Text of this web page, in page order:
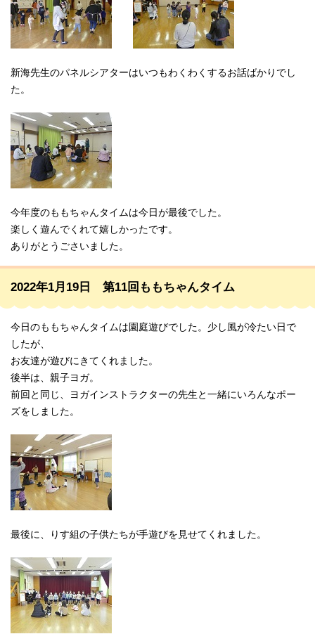
新海先生のパネルシアターはいつもわくわくするお話ばかりでし
た。
今年度のももちゃんタイムは今日が最後でした。
楽しく遊んでくれて嬉しかったです。
ありがとうごさいました。
2022年1月19日 第11回ももちゃんタイム
今日のももちゃんタイムは園庭遊びでした。少し風が冷たい日で
したが、
お友達が遊びにきてくれました。
後半は、親子ヨガ。
前回と同じ、ヨガインストラクターの先生と一緒にいろんなポー
ズをしました。
最後に、りす組の子供たちが手遊びを見せてくれました。